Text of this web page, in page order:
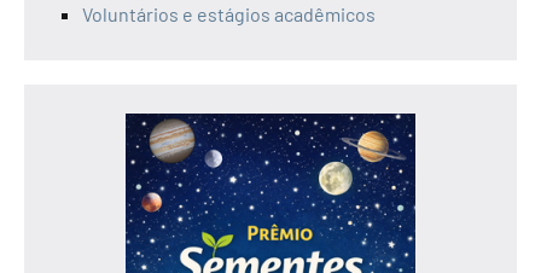
Voluntários e estágios acadêmicos